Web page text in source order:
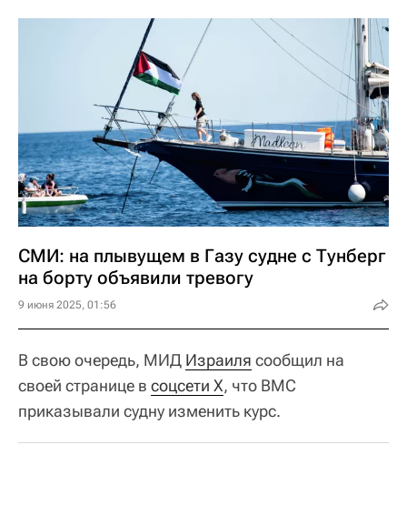
СМИ: на плывущем в Газу судне с Тунберг
на борту объявили тревогу
9 июня 2025, 01:56
В свою очередь, МИД Израиля сообщил на
своей странице в соцсети Х, что ВМС
приказывали судну изменить курс.